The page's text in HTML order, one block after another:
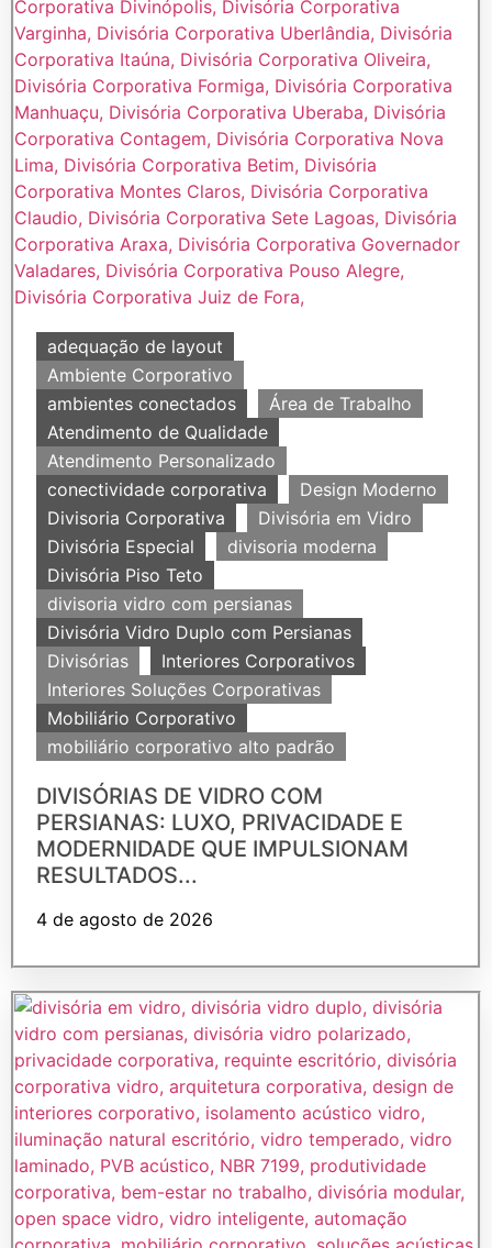
adequação de layout
Ambiente Corporativo
ambientes conectados
Área de Trabalho
Atendimento de Qualidade
Atendimento Personalizado
conectividade corporativa
Design Moderno
Divisoria Corporativa
Divisória em Vidro
Divisória Especial
divisoria moderna
Divisória Piso Teto
divisoria vidro com persianas
Divisória Vidro Duplo com Persianas
Divisórias
Interiores Corporativos
Interiores Soluções Corporativas
Mobiliário Corporativo
mobiliário corporativo alto padrão
DIVISÓRIAS DE VIDRO COM
PERSIANAS: LUXO, PRIVACIDADE E
MODERNIDADE QUE IMPULSIONAM
RESULTADOS...
4 de agosto de 2026